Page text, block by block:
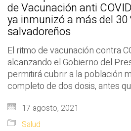
de Vacunación anti
ya inmunizó a más del 30
salvadoreños
El ritmo de vacunación contra
alcanzando el Gobierno del
permitirá cubrir a la población
completo de dos dosis, antes
17 agosto, 2021
Salud